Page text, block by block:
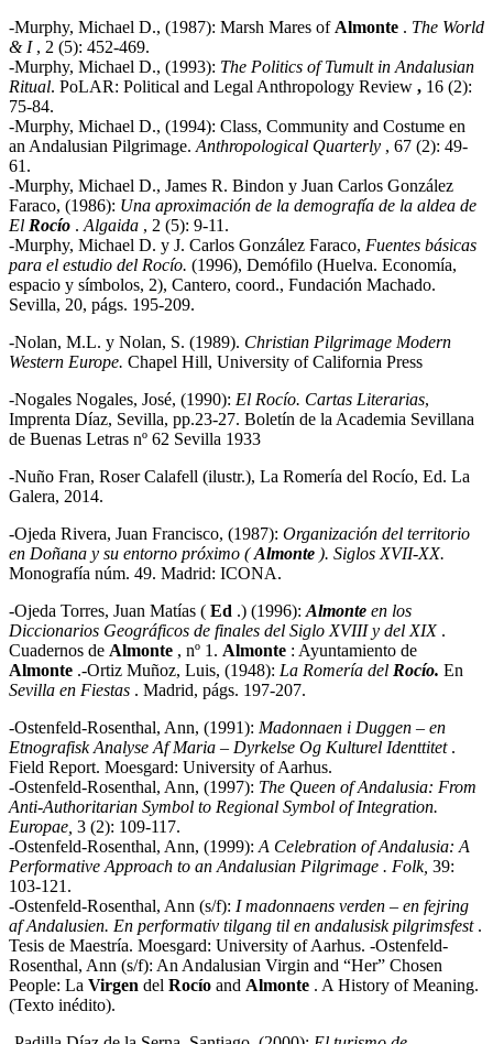
-Murphy, Michael D., (1987): Marsh Mares of Almonte . The World
& I , 2 (5): 452-469.
-Murphy, Michael D., (1993): The Politics of Tumult in Andalusian
Ritual. PoLAR: Political and Legal Anthropology Review , 16 (2):
75-84.
-Murphy, Michael D., (1994): Class, Community and Costume en
an Andalusian Pilgrimage. Anthropological Quarterly , 67 (2): 49-
61.
-Murphy, Michael D., James R. Bindon y Juan Carlos González
Faraco, (1986): Una aproximación de la demografía de la aldea de
El Rocío . Algaida , 2 (5): 9-11.
-Murphy, Michael D. y J. Carlos González Faraco, Fuentes básicas
para el estudio del Rocío. (1996), Demófilo (Huelva. Economía,
espacio y símbolos, 2), Cantero, coord., Fundación Machado.
Sevilla, 20, págs. 195-209.
-Nolan, M.L. y Nolan, S. (1989). Christian Pilgrimage Modern
Western Europe. Chapel Hill, University of California Press
-Nogales Nogales, José, (1990): El Rocío. Cartas Literarias,
Imprenta Díaz, Sevilla, pp.23-27. Boletín de la Academia Sevillana
de Buenas Letras nº 62 Sevilla 1933
-Nuño Fran, Roser Calafell (ilustr.), La Romería del Rocío, Ed. La
Galera, 2014.
-Ojeda Rivera, Juan Francisco, (1987): Organización del territorio
en Doñana y su entorno próximo (Almonte ). Siglos XVII-XX.
Monografía núm. 49. Madrid: ICONA.
-Ojeda Torres, Juan Matías ( Ed .) (1996): Almonte en los
Diccionarios Geográficos de finales del Siglo XVIII y del XIX.
Cuadernos de Almonte , nº 1. Almonte : Ayuntamiento de
Almonte .-Ortiz Muñoz, Luis, (1948): La Romería del Rocío. En
Sevilla en Fiestas . Madrid, págs. 197-207.
-Ostenfeld-Rosenthal, Ann, (1991): Madonnaen i Duggen – en
Etnografisk Analyse Af Maria – Dyrkelse Og Kulturel Identtitet .
Field Report. Moesgard: University of Aarhus.
-Ostenfeld-Rosenthal, Ann, (1997): The Queen of Andalusia: From
Anti-Authoritarian Symbol to Regional Symbol of Integration.
Europae, 3 (2): 109-117.
-Ostenfeld-Rosenthal, Ann, (1999): A Celebration of Andalusia: A
Performative Approach to an Andalusian Pilgrimage . Folk, 39:
103-121.
-Ostenfeld-Rosenthal, Ann (s/f): I madonnaens verden – en fejring
af Andalusien. En performativ tilgang til en andalusisk pilgrimsfest .
Tesis de Maestría. Moesgard: University of Aarhus. -Ostenfeld-
Rosenthal, Ann (s/f): An Andalusian Virgin and “Her” Chosen
People: La Virgen del Rocío and Almonte . A History of Meaning.
(Texto inédito).